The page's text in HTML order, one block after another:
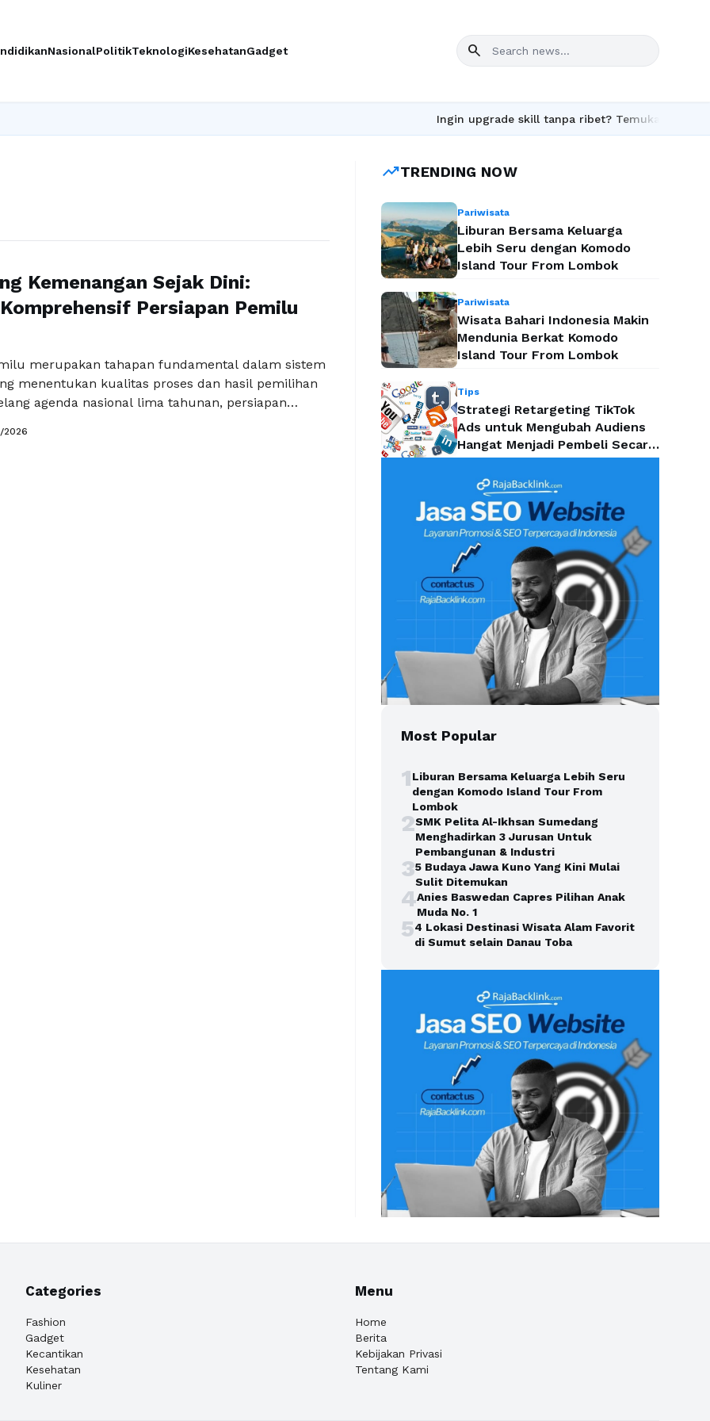
NasionalPolitikTeknologiKesehatanGadget search
Ingin upgrade skill tanpa ribet? Temukan kelas seru
Kemenangan Sejak Dini:
Persiapan Pemilu
merupakan tahapan fundamental dalam sistem
menentukan kualitas proses dan hasil pemilihan
agenda nasional lima tahunan, persiapan
pendukung yang terlibat dalam kontestasi
2026
trending_upTRENDING NOW
Pariwisata
Liburan Bersama Keluarga
Lebih Seru dengan Komodo
Island Tour From Lombok
Pariwisata
Wisata Bahari Indonesia Makin
Mendunia Berkat Komodo
Island Tour From Lombok
Tips
Strategi Retargeting TikTok
Ads untuk Mengubah Audiens
Hangat Menjadi Pembeli Secara
Efektif
Most Popular
1Liburan Bersama Keluarga Lebih Seru
dengan Komodo Island Tour From
Lombok
2SMK Pelita Al-Ikhsan Sumedang
Menghadirkan 3 Jurusan Untuk
Pembangunan & Industri
35 Budaya Jawa Kuno Yang Kini Mulai
Sulit Ditemukan
4Anies Baswedan Capres Pilihan Anak
Muda No. 1
54 Lokasi Destinasi Wisata Alam Favorit
di Sumut selain Danau Toba
Categories
Fashion
Gadget
Kecantikan
Kesehatan
Kuliner
Menu
Home
Berita
Kebijakan Privasi
Tentang Kami